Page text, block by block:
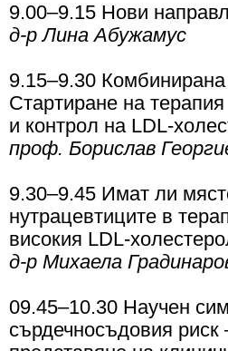
9.00–9.15 Нови
д-р Лина Абужамус
9.15–9.30
Стартиране на терапия
и контрол на LDL-
проф. Борислав
9.30–9.45 Имат ли
нутрацевтиците в
високия LDL-
д-р Михаела
09.45–10.30 Научен
сърдечносъдовия риск